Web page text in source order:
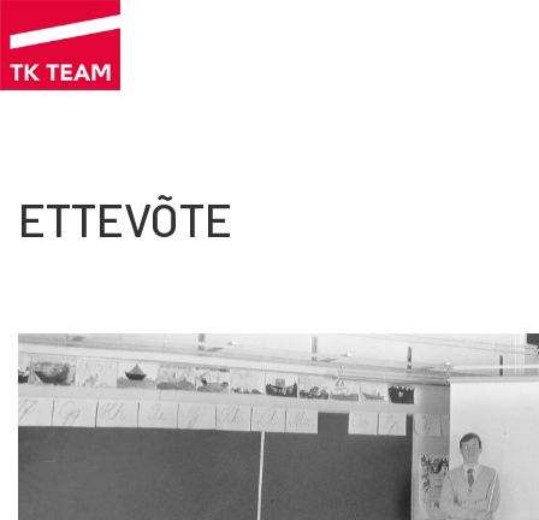
Liigu
ETTEVÕTE